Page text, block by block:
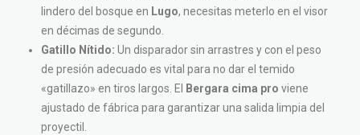
lindero del bosque en Lugo, necesitas meterlo en el visor
en décimas de segundo.
Gatillo Nítido: Un disparador sin arrastres y con el peso
de presión adecuado es vital para no dar el temido
«gatillazo» en tiros largos. El
Bergara cima pro viene
ajustado de fábrica para garantizar una salida limpia del
proyectil.